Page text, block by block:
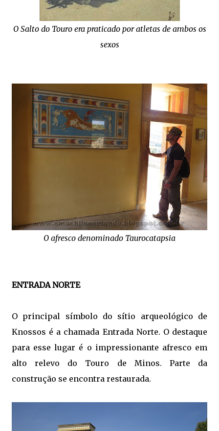
O Salto do Touro era praticado por atletas de ambos os
sexos
O afresco denominado Taurocatapsia
ENTRADA NORTE
O principal símbolo do sítio arqueológico de
Knossos é a chamada Entrada Norte. O destaque
para esse lugar é o impressionante afresco em
alto relevo do Touro de Minos. Parte da
construção se encontra restaurada.